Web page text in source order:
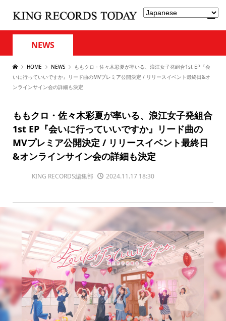
NEWS
HOME NEWS
ももクロ・佐々木彩夏が率いる、浪江女子発組合1st EP『会
いに行っていいですか』リード曲のMVプレミア公開決定 / リリースイベント最終日&オ
ンラインサイン会の詳細も決定
ももクロ・佐々木彩夏が率いる、浪江女子発組合
1st EP『会いに行っていいですか』リード曲の
MVプレミア公開決定 / リリースイベント最終日
&オンラインサイン会の詳細も決定
KING RECORDS編集部 2024.11.17 18:30